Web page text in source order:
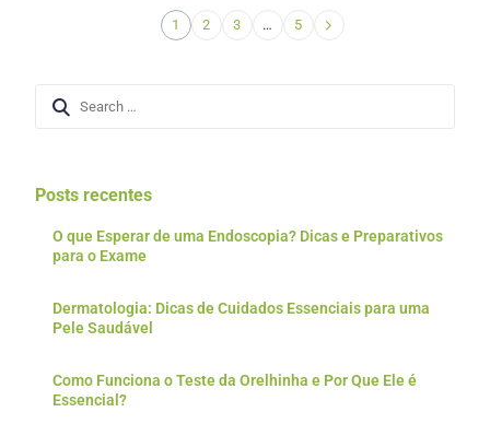
1 2 3 … 5
Posts recentes
O que Esperar de uma Endoscopia? Dicas e Preparativos
para o Exame
Dermatologia: Dicas de Cuidados Essenciais para uma
Pele Saudável
Como Funciona o Teste da Orelhinha e Por Que Ele é
Essencial?